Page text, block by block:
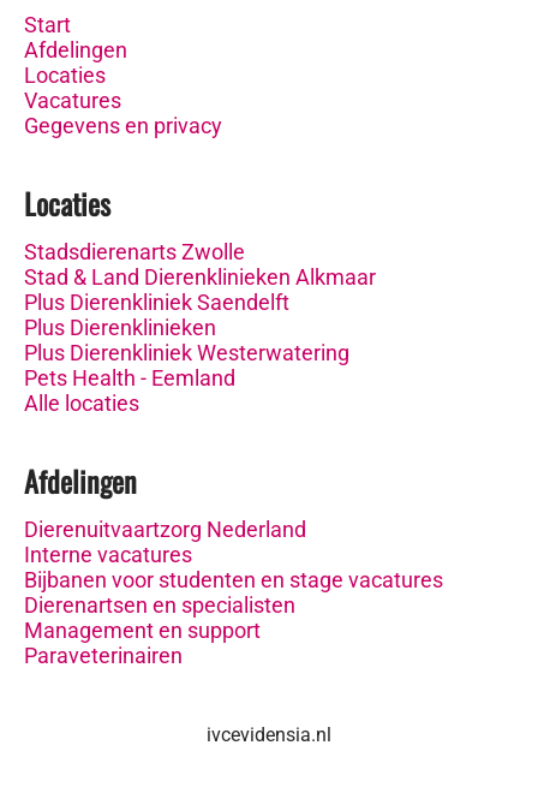
Start
Afdelingen
Locaties
Vacatures
Gegevens en privacy
Locaties
Stadsdierenarts Zwolle
Stad & Land Dierenklinieken Alkmaar
Plus Dierenkliniek Saendelft
Plus Dierenklinieken
Plus Dierenkliniek Westerwatering
Pets Health - Eemland
Alle locaties
Afdelingen
Dierenuitvaartzorg Nederland
Interne vacatures
Bijbanen voor studenten en stage vacatures
Dierenartsen en specialisten
Management en support
Paraveterinairen
ivcevidensia.nl